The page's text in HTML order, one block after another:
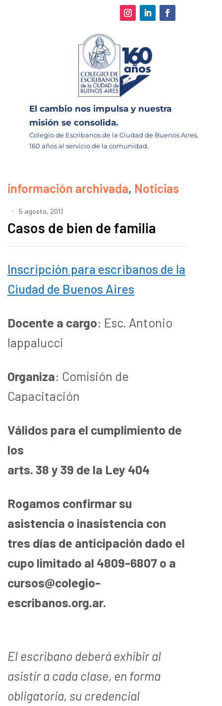
El cambio nos impulsa y nuestra
misión se consolida.
Colegio de Escribanos de la Ciudad de Buenos Aires,
160 años al servicio de la comunidad.
información archivada, Noticias
5 agosto, 2011
Casos de bien de familia
Inscripción para escribanos de la
Ciudad de Buenos Aires
Docente a cargo: Esc. Antonio
Iappalucci
Organiza: Comisión de
Capacitación
Válidos para el cumplimiento de
los
arts. 38 y 39 de la Ley 404
Rogamos confirmar su
asistencia o inasistencia con
tres días de anticipación dado el
cupo limitado al 4809-6807 o a
cursos@colegio-
escribanos.org.ar.
El escribano deberá exhibir al
asistir a cada clase, en forma
obligatoria, su credencial